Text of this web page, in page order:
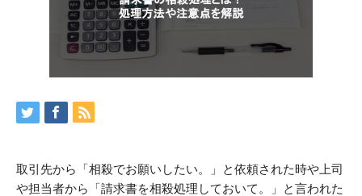
取引先から「相殺でお願いしたい。」と依頼された時や上司
や担当者から「請求書を相殺処理しておいて。」と言われた